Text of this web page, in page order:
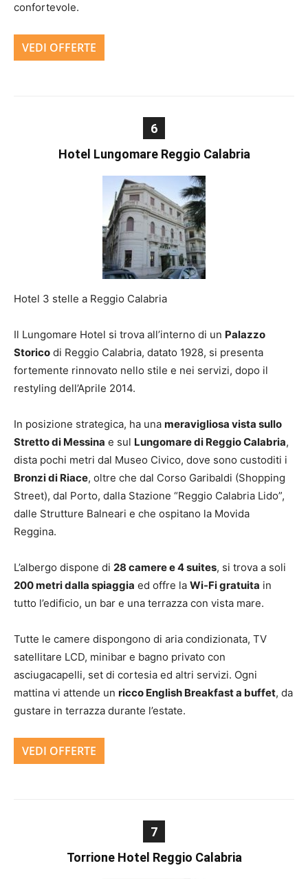
confortevole.
VEDI OFFERTE
6
Hotel Lungomare Reggio Calabria
Hotel 3 stelle a Reggio Calabria
Il Lungomare Hotel si trova all’interno di un Palazzo
Storico di Reggio Calabria, datato 1928, si presenta
fortemente rinnovato nello stile e nei servizi, dopo il
restyling dell’Aprile 2014.
In posizione strategica, ha una meravigliosa vista sullo
Stretto di Messina e sul Lungomare di Reggio Calabria,
dista pochi metri dal Museo Civico, dove sono custoditi i
Bronzi di Riace, oltre che dal Corso Garibaldi (Shopping
Street), dal Porto, dalla Stazione “Reggio Calabria Lido”,
dalle Strutture Balneari e che ospitano la Movida
Reggina.
L’albergo dispone di 28 camere e 4 suites, si trova a soli
200 metri dalla spiaggia ed offre la Wi-Fi gratuita in
tutto l’edificio, un bar e una terrazza con vista mare.
Tutte le camere dispongono di aria condizionata, TV
satellitare LCD, minibar e bagno privato con
asciugacapelli, set di cortesia ed altri servizi. Ogni
mattina vi attende un ricco English Breakfast a buffet, da
gustare in terrazza durante l’estate.
VEDI OFFERTE
7
Torrione Hotel Reggio Calabria